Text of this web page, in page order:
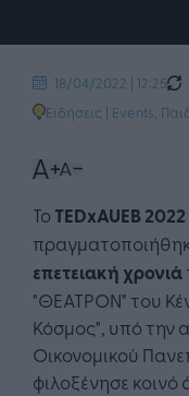
18/04/2022 | 12:25
Ειδήσεις | Events
Το TEDxAUEB 2022
επετειακή χρονιά
"ΘΕΑΤΡΟΝ" του
Κόσμος", υπό την
Οικονομικού
φιλοξένησε